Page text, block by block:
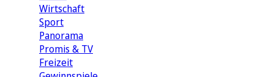
Wirtschaft
Sport
Panorama
Promis & TV
Freizeit